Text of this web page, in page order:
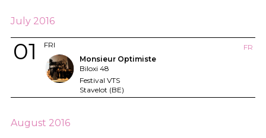
July 2016
FRI
01
FR
Monsieur Optimiste
Biloxi 48
Festival VTS
Stavelot (BE)
August 2016